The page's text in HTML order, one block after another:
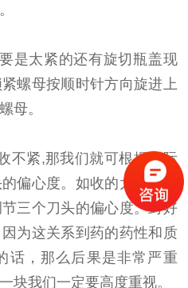
太紧的还有旋切瓶盖现
螺母按顺时针方向旋进上
母。
紧,那我们就可根据实际
偏心度。如收的太紧，有
三个刀头的偏心度。封好
为这关系到药的药性和质
话，那么后果是非常严重
块我们一定要高度重视。